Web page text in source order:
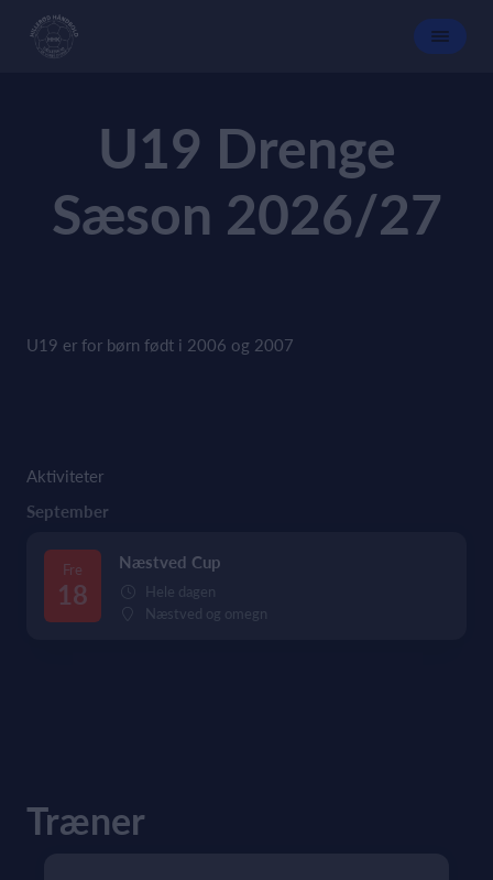
U19 Drenge
Sæson 2026/27
U19 er for børn født i 2006 og 2007
Aktiviteter
September
Fre
18
Næstved Cup
Hele dagen
Næstved og omegn
Træner